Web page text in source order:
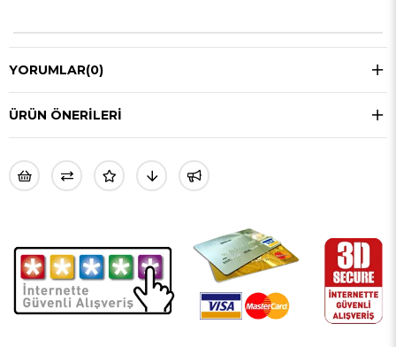
YORUMLAR(0)
ÜRÜN ÖNERILERI